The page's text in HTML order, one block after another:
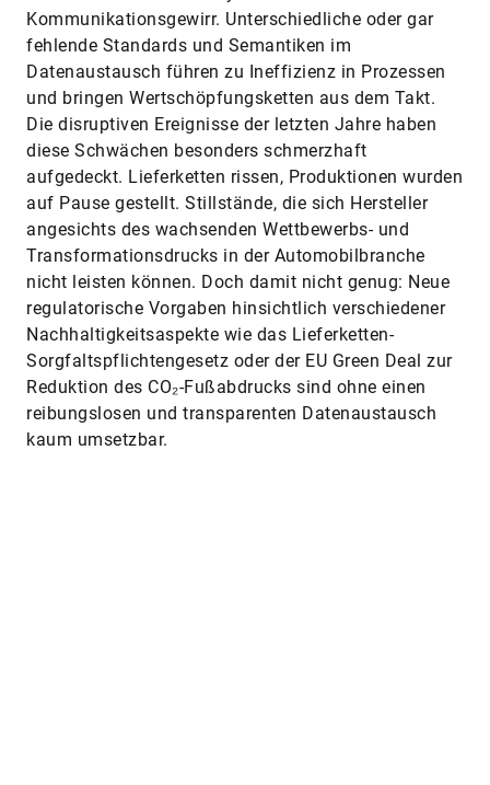
Kommunikationsgewirr. Unterschiedliche oder gar
fehlende Standards und Semantiken im
Datenaustausch führen zu Ineffizienz in Prozessen
und bringen Wertschöpfungsketten aus dem Takt.
Die disruptiven Ereignisse der letzten Jahre haben
diese Schwächen besonders schmerzhaft
aufgedeckt. Lieferketten rissen, Produktionen wurden
auf Pause gestellt. Stillstände, die sich Hersteller
angesichts des wachsenden Wettbewerbs- und
Transformationsdrucks in der Automobilbranche
nicht leisten können. Doch damit nicht genug: Neue
regulatorische Vorgaben hinsichtlich verschiedener
Nachhaltigkeitsaspekte wie das Lieferketten-
Sorgfaltspflichtengesetz oder der EU Green Deal zur
Reduktion des CO₂-Fußabdrucks sind ohne einen
reibungslosen und transparenten ­Datenaustausch
kaum umsetzbar.